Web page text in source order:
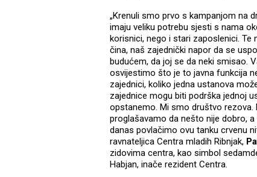
„Krenuli smo prvo s kampanjom na
imaju veliku potrebu sjesti s nama
korisnici, nego i stari zaposlenici.
čina, naš zajednički napor da se
budućem, da joj se da neki smisao.
osvijestimo što je to javna funkcija
zajednici, koliko jedna ustanova
zajednice mogu biti podrška jednoj
opstanemo. Mi smo društvo rezova.
proglašavamo da nešto nije dobro,
danas povlačimo ovu tanku crvenu
ravnateljica Centra mladih Ribnjak,
zidovima centra, kao simbol
Habjan, inače rezident Centra.